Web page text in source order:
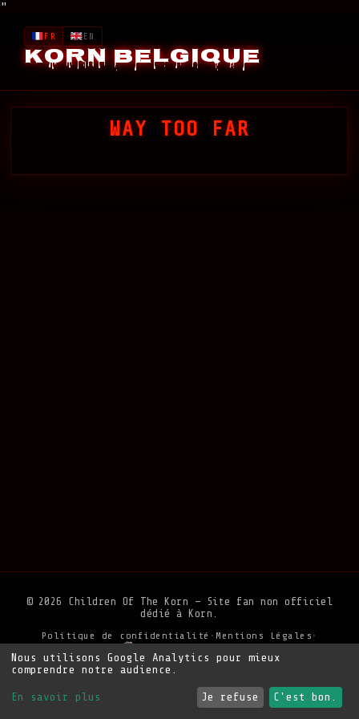
"
Korn Belgique
FR EN
WAY TOO FAR
© 2026 Children Of The Korn — Site fan non officiel
dédié à Korn.
Politique de confidentialité • Mentions Légales •
Soutenir le site
Nous utilisons Google Analytics pour mieux
comprendre notre audience.
En savoir plus Je refuse C'est bon.